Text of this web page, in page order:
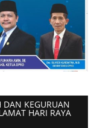
DAN KEGURUAN
HARI RAYA